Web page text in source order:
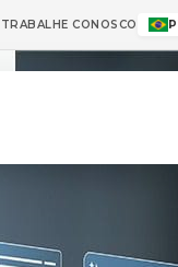
TRABALHE CONOSCO